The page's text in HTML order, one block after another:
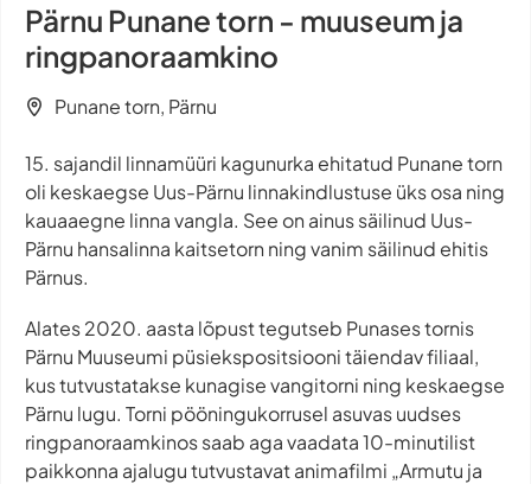
Pärnu Punane torn - muuseum ja
ringpanoraamkino
Punane torn, Pärnu
15. sajandil linnamüüri kagunurka ehitatud Punane torn
oli keskaegse Uus-Pärnu linnakindlustuse üks osa ning
kauaaegne linna vangla. See on ainus säilinud Uus-
Pärnu hansalinna kaitsetorn ning vanim säilinud ehitis
Pärnus.
Alates 2020. aasta lõpust tegutseb Punases tornis
Pärnu Muuseumi püsiekspositsiooni täiendav filiaal,
kus tutvustatakse kunagise vangitorni ning keskaegse
Pärnu lugu. Torni pööningukorrusel asuvas uudses
ringpanoraamkinos saab aga vaadata 10-minutilist
paikkonna ajalugu tutvustavat animafilmi „Armutu ja